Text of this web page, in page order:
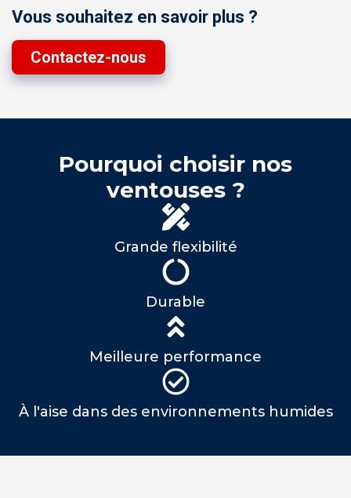
Vous souhaitez en savoir plus ?
Contactez-nous
Pourquoi choisir nos
ventouses ?
Grande flexibilité
Durable
Meilleure performance
À l'aise dans des environnements humides